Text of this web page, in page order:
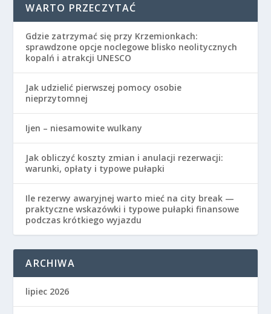
WARTO PRZECZYTAĆ
Gdzie zatrzymać się przy Krzemionkach:
sprawdzone opcje noclegowe blisko neolitycznych
kopalń i atrakcji UNESCO
Jak udzielić pierwszej pomocy osobie
nieprzytomnej
Ijen – niesamowite wulkany
Jak obliczyć koszty zmian i anulacji rezerwacji:
warunki, opłaty i typowe pułapki
Ile rezerwy awaryjnej warto mieć na city break —
praktyczne wskazówki i typowe pułapki finansowe
podczas krótkiego wyjazdu
ARCHIWA
lipiec 2026